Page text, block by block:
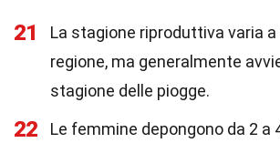
21
La stagione riproduttiva varia
regione, ma generalmente
stagione delle piogge.
22
Le femmine depongono da 2 a